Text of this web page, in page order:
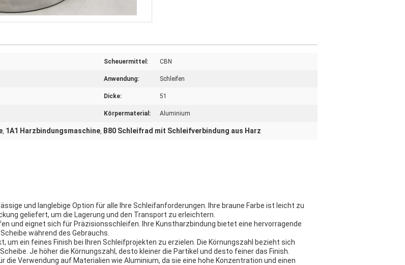
Scheuermittel: CBN
Anwendung: Schleifen
Dicke: 51
Körpermaterial: Aluminium
, 1A1 Harzbindungsmaschine, B80 Schleifrad mit Schleifverbindung aus Harz
und langlebige Option für alle Ihre Schleifanforderungen. Ihre braune Farbe ist leicht zu
geliefert, um die Lagerung und den Transport zu erleichtern.
und eignet sich für Präzisionsschleifen. Ihre Kunstharzbindung bietet eine hervorragende
während des Gebrauchs.
um ein feines Finish bei Ihren Schleifprojekten zu erzielen. Die Körnungszahl bezieht sich
Je höher die Körnungszahl, desto kleiner die Partikel und desto feiner das Finish.
Verwendung auf Materialien wie Aluminium, da sie eine hohe Konzentration und einen